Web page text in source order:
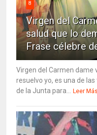
8
Virgen del
salud que lo
Frase célebre
Virgen del Carmen dame
resuelvo yo, es una de
de la Junta para... Leer Más